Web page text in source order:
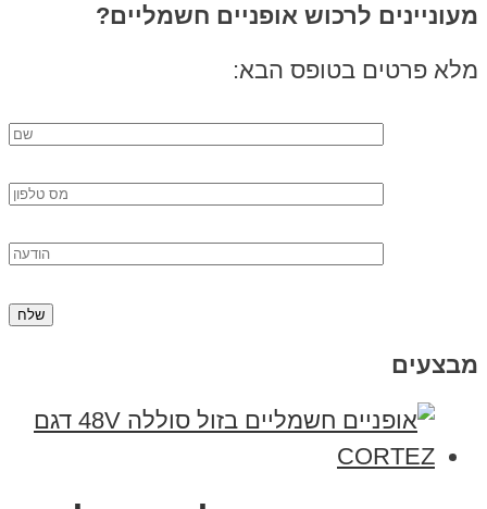
מעוניינים לרכוש אופניים חשמליים?
מלא פרטים בטופס הבא:
מבצעים